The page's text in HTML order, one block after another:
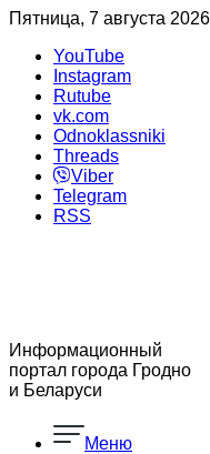
Пятница, 7 августа 2026
YouTube
Instagram
Rutube
vk.com
Odnoklassniki
Threads
Viber
Telegram
RSS
Информационный
портал города Гродно
и Беларуси
Меню